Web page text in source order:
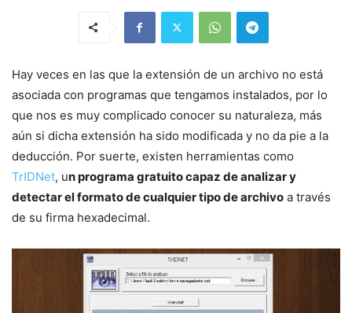
Hay veces en las que la extensión de un archivo no está
asociada con programas que tengamos instalados, por lo
que nos es muy complicado conocer su naturaleza, más
aún si dicha extensión ha sido modificada y no da pie a la
deducción. Por suerte, existen herramientas como
TrIDNet, un programa gratuito capaz de analizar y
detectar el formato de cualquier tipo de archivo a través
de su firma hexadecimal.